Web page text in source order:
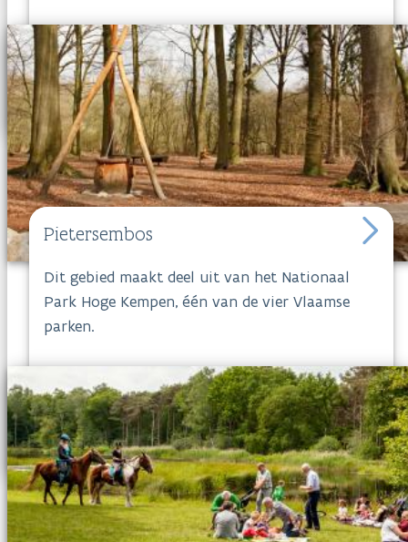
wandelen met buggy of rolstoel gemakkelijk.
Midden in het bos vind je brasserie De Melkerij,
waar je even kunt uitrusten terwijl kinderen
ravotten in de aangrenzende speeltuin of een
partijtje minigolf spelen. Aan de rand vanhet
Peerdsbosis er het uitdagende Stoerwoud in
het provinciaal sportcentrum.
Pietersembos
Dit gebied maakt deel uit van het Nationaal
Park Hoge Kempen, één van de vier Vlaamse
parken.